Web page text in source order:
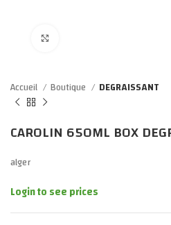
Accueil Boutique DEGRAISSANT
CAROLIN 650ML BOX
alger
Login to see prices